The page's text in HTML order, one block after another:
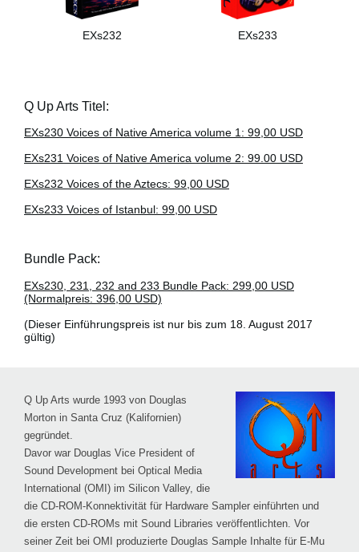
EXs232 EXs233
Q Up Arts Titel:
EXs230 Voices of Native America volume 1: 99,00 USD
EXs231 Voices of Native America volume 2: 99.00 USD
EXs232 Voices of the Aztecs: 99,00 USD
EXs233 Voices of Istanbul: 99,00 USD
Bundle Pack:
EXs230, 231, 232 and 233 Bundle Pack: 299,00 USD
(Normalpreis: 396,00 USD)
(Dieser Einführungspreis ist nur bis zum 18. August 2017
gültig)
Q Up Arts wurde 1993 von Douglas
Morton in Santa Cruz (Kalifornien)
gegründet.
Davor war Douglas Vice President of
Sound Development bei Optical Media
International (OMI) im Silicon Valley, die
die CD-ROM-Konnektivität für Hardware Sampler einführten und
die ersten CD-ROMs mit Sound Libraries veröffentlichten. Vor
seiner Zeit bei OMI produzierte Douglas Sample Inhalte für E-Mu